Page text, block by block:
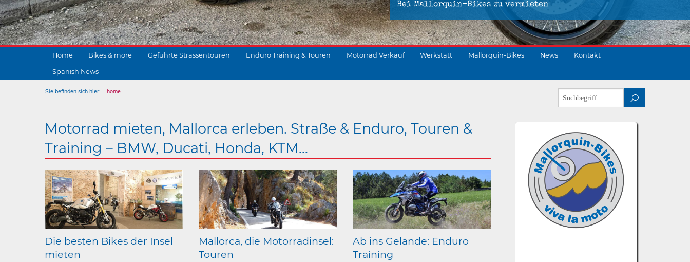
Bei Mallorquin-Bikes zu vermieten
Home Bikes & more Geführte Strassentouren Enduro Training & Touren Motorrad Verkauf Werkstatt Mallorquin-Bikes News Kontakt
Spanish News
Sie befinden sich hier:
home
Motorrad mieten, Mallorca erleben. Straße & Enduro, Touren &
Training – BMW, Ducati, Honda, KTM...
Die besten Bikes der Insel
mieten
Mallorca, die Motorradinsel:
Touren
Ab ins Gelände: Enduro
Training